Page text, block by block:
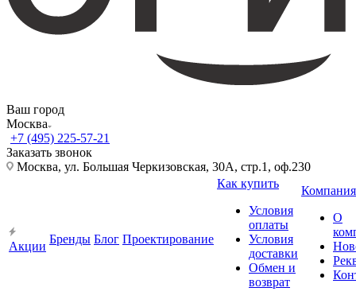
Ваш город
Москва
+7 (495) 225-57-21
Заказать звонок
Москва, ул. Большая Черкизовская, 30А, стр.1, оф.230
Акции
Бренды Блог Проектирование
Как купить
Условия
оплаты
Условия
доставки
Обмен и
возврат
Компания
О